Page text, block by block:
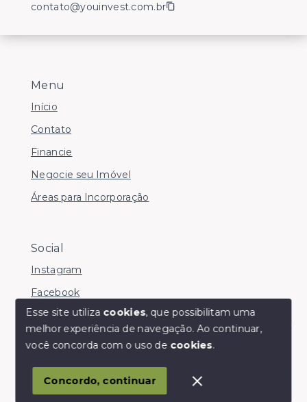
Olá! somos da Linkmob, como podemos ajudar?
Menu
Início
Contato
Financie
Negocie seu Imóvel
Áreas para Incorporação
Social
Instagram
Facebook
© Copyright 2026 - Youinvest - Todos os direitos
SITE PARA IMOBILIARIA
contato@youinvest.com.br
Esse site utiliza cookies, que possibilitam uma
melhor experiência de navegação.Ao continuar,
você concorda com o uso de cookies.
Concordo, continuar